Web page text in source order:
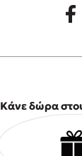
Κάνε δώρα